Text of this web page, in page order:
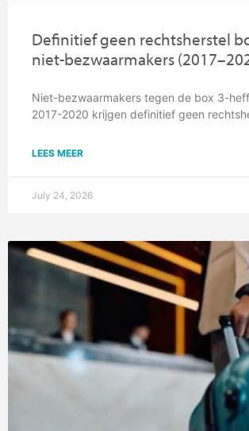
Definitief geen rechtsherstel
niet-bezwaarmakers
Niet-bezwaarmakers tegen de box 3-
2017-2020 krijgen definitief geen
LEES MEER
July 24, 2026